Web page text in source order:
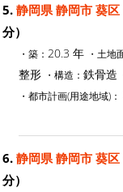
5. 静岡県 静岡市 葵区
分）
・築： 20.3 年 ・土地
整形 ・構造： 鉄骨造
・都市計画(用途地域)：
6. 静岡県 静岡市 葵区
分）